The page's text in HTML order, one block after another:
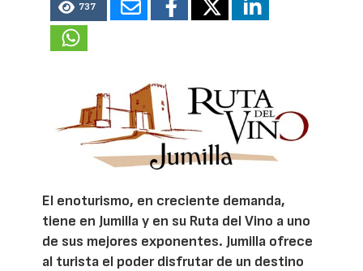
737
El enoturismo, en creciente demanda,
tiene en Jumilla y en su Ruta del Vino a uno
de sus mejores exponentes. Jumilla ofrece
al turista el poder disfrutar de un destino